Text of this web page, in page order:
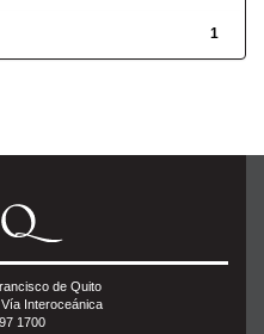
1
de Quito
Interoceánica
1700